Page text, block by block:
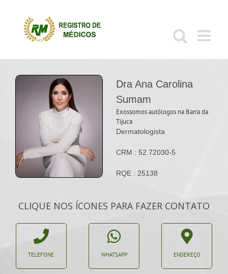
conteúdo
Dra Ana Carolina
Sumam
Exossomos autólogos na Barra da
Tijuca
Dermatologista
CRM : 52.72030-5
RQE : 25138
CLIQUE NOS ÍCONES PARA FAZER CONTATO
TELEFONE WHATSAPP ENDEREÇO